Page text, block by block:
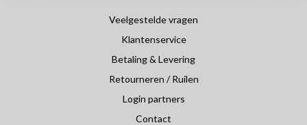
Veelgestelde vragen
Klantenservice
Betaling & Levering
Retourneren / Ruilen
Login partners
Contact